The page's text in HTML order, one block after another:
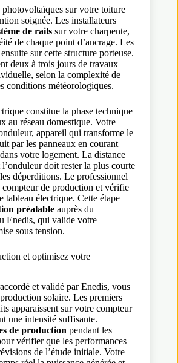
photovoltaïques sur votre toiture
soignée. Les installateurs
de rails sur votre charpente,
de chaque point d’ancrage. Les
sur cette structure porteuse.
deux à trois jours de travaux
selon la complexité de
conditions météorologiques.
constitue la phase technique
au réseau domestique. Votre
appareil qui transforme le
par les panneaux en courant
votre logement. La distance
doit rester la plus courte
déperditions. Le professionnel
compteur de production et vérifie
tableau électrique. Cette étape
préalable auprès du
Enedis, qui valide votre
sous tension.
et optimisez votre
et validé par Enedis, vous
solaire. Les premiers
apparaissent sur votre compteur
une intensité suffisante.
de production pendant les
vérifier que les performances
de l’étude initiale. Votre